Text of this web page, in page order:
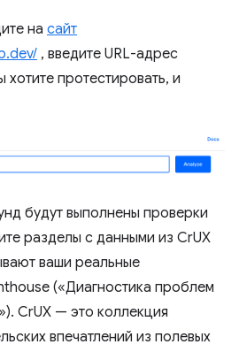
на сайт
, введите URL-адрес
протестировать, и
будут выполнены проверки
разделы с данными из CrUX
ваши реальные
(«Диагностика проблем
CrUX — это коллекция
впечатлений из полевых